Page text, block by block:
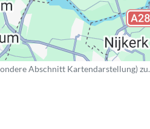
Abschnitt Kartendarstellung) zu.